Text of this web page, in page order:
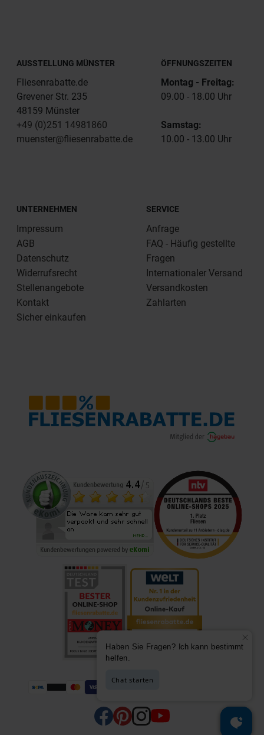
AUSSTELLUNG MÜNSTER
Fliesenrabatte.de
Grevener Str. 235
48159 Münster
+49 (0)251 14981860
muenster@fliesenrabatte.de
ÖFFNUNGSZEITEN
Montag - Freitag:
09.00 - 18.00 Uhr
Samstag:
10.00 - 13.00 Uhr
UNTERNEHMEN
Impressum
AGB
Datenschutz
Widerrufsrecht
Stellenangebote
Kontakt
Sicher einkaufen
SERVICE
Anfrage
FAQ - Häufig gestellte
Fragen
Internationaler Versand
Versandkosten
Zahlarten